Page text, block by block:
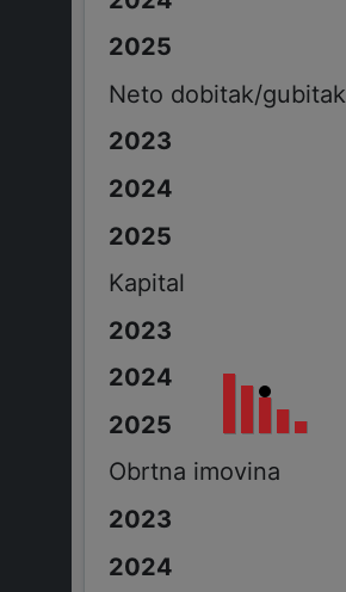
Neto dobitak/gubitak
Kapital
Obrtna imovina